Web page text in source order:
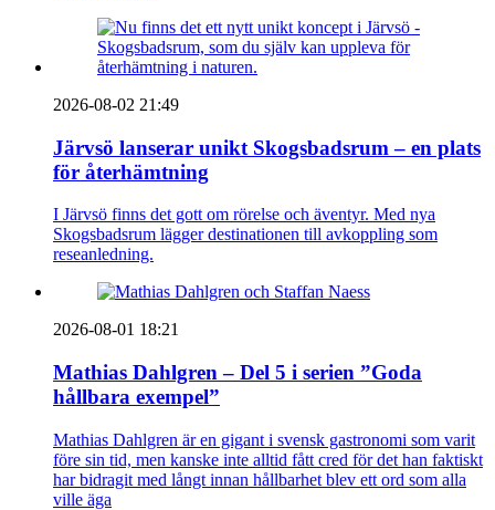
2026-08-02 21:49
Järvsö lanserar unikt Skogsbadsrum – en plats
för återhämtning
I Järvsö finns det gott om rörelse och äventyr. Med nya
Skogsbadsrum lägger destinationen till avkoppling som
reseanledning.
2026-08-01 18:21
Mathias Dahlgren – Del 5 i serien ”Goda
hållbara exempel”
Mathias Dahlgren är en gigant i svensk gastronomi som varit
före sin tid, men kanske inte alltid fått cred för det han faktiskt
har bidragit med långt innan hållbarhet blev ett ord som alla
ville äga